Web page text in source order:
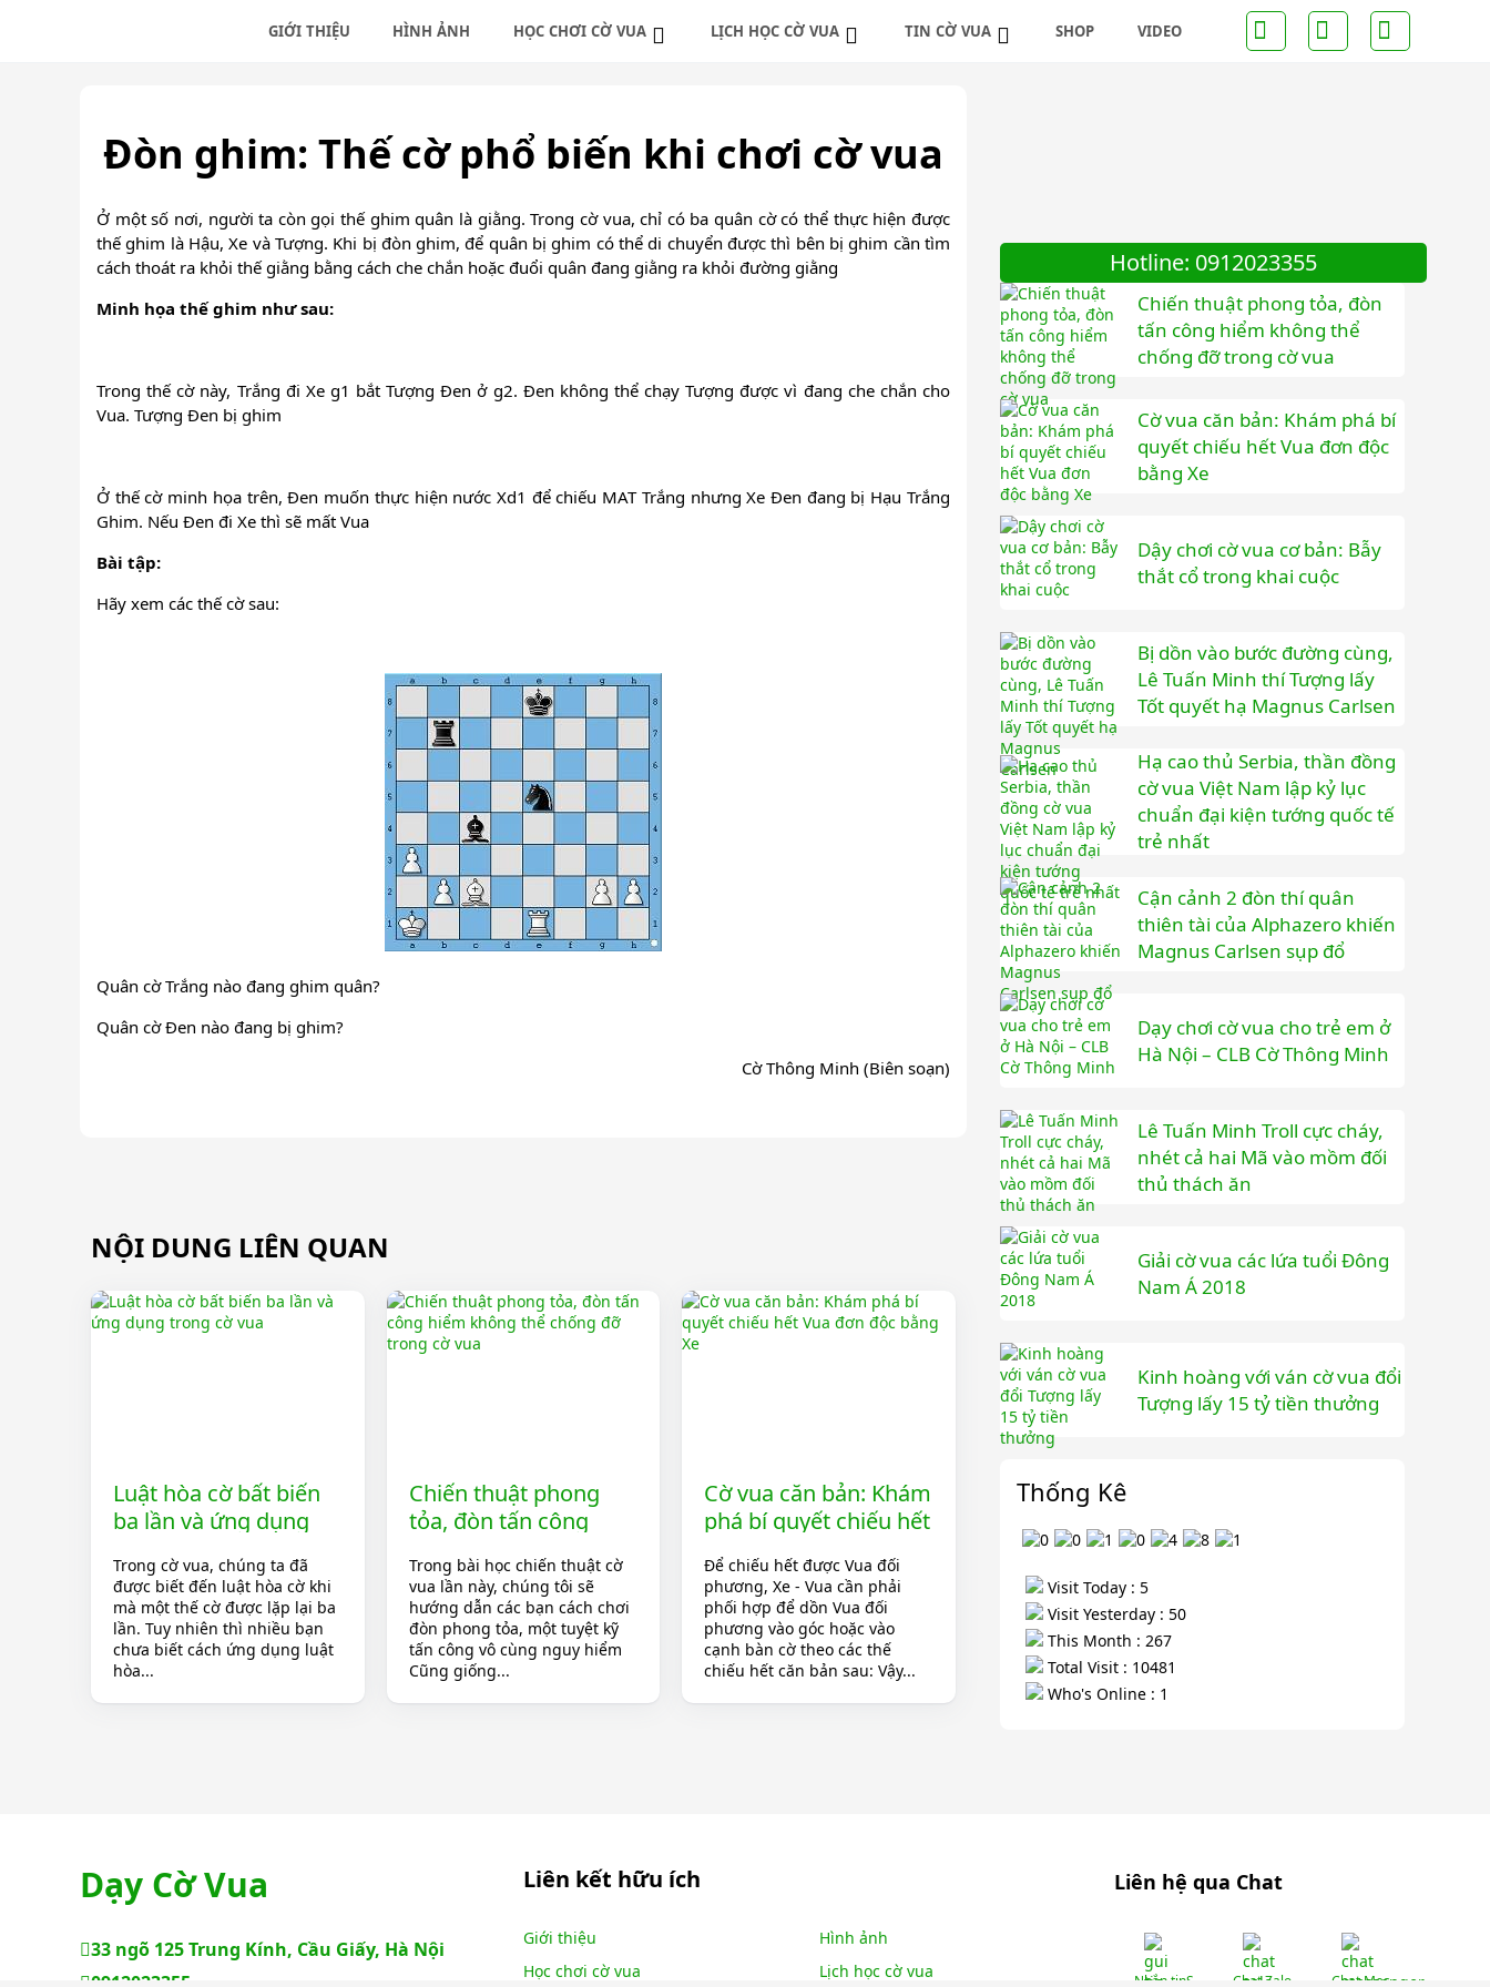
GIỚI THIỆU HÌNH ẢNH HỌC CHƠI CỜ VUA
Những ván cờ nổi tiếng
LỊCH HỌC CỜ VUA
Lịch học cờ vua online
TIN CỜ VUA SHOP VIDEO
Đòn ghim: Thế cờ phổ biến khi chơi cờ vua
Ở một số nơi, người ta còn gọi thế ghim quân là giằng. Trong cờ vua, chỉ có ba quân cờ có thể thực hiện được
thế ghim là Hậu, Xe và Tượng. Khi bị đòn ghim, để quân bị ghim có thể di chuyển được thì bên bị ghim cần tìm
cách thoát ra khỏi thế giằng bằng cách che chắn hoặc đuổi quân đang giằng ra khỏi đường giằng
Minh họa thế ghim như sau:
Trong thế cờ này, Trắng đi Xe g1 bắt Tượng Đen ở g2. Đen không thể chạy Tượng được vì đang che chắn cho
Vua. Tượng Đen bị ghim
Ở thế cờ minh họa trên, Đen muốn thực hiện nước Xd1 để chiếu MAT Trắng nhưng Xe Đen đang bị Hạu Trắng
Ghim. Nếu Đen đi Xe thì sẽ mất Vua
Bài tập:
Hãy xem các thế cờ sau:
Quân cờ Trắng nào đang ghim quân?
Quân cờ Đen nào đang bị ghim?
Cờ Thông Minh (Biên soạn)
NỘI DUNG LIÊN QUAN
Luật hòa cờ bất biến
ba lần và ứng dụng
Trong cờ vua, chúng ta đã
được biết đến luật hòa cờ khi
mà một thế cờ được lặp lại ba
lần. Tuy nhiên thì nhiều bạn
chưa biết cách ứng dụng luật
hòa...
Chiến thuật phong
tỏa, đòn tấn công
chống đỡ trong cờ
vua
Trong bài học chiến thuật cờ
vua lần này, chúng tôi sẽ
hướng dẫn các bạn cách chơi
đòn phong tỏa, một tuyệt kỹ
tấn công vô cùng nguy hiểm
Cũng giống...
Cờ vua căn bản: Khám
phá bí quyết chiếu hết
Để chiếu hết được Vua đối
phương, Xe - Vua cần phải
phối hợp để dồn Vua đối
phương vào góc hoặc vào
cạnh bàn cờ theo các thế
chiếu hết căn bản sau: Vậy...
Hotline: 0912023355
Chiến thuật phong tỏa, đòn
tấn công hiểm không thể
chống đỡ trong cờ vua
Cờ vua căn bản: Khám phá bí
quyết chiếu hết Vua đơn độc
bằng Xe
Dậy chơi cờ vua cơ bản: Bẫy
thắt cổ trong khai cuộc
Bị dồn vào bước đường cùng,
Lê Tuấn Minh thí Tượng lấy
Tốt quyết hạ Magnus Carlsen
Hạ cao thủ Serbia, thần đồng
cờ vua Việt Nam lập kỷ lục
chuẩn đại kiện tướng quốc tế
trẻ nhất
Cận cảnh 2 đòn thí quân
thiên tài của Alphazero khiến
Magnus Carlsen sụp đổ
Dạy chơi cờ vua cho trẻ em ở
Hà Nội – CLB Cờ Thông Minh
Lê Tuấn Minh Troll cực cháy,
nhét cả hai Mã vào mồm đối
thủ thách ăn
Giải cờ vua các lứa tuổi Đông
Nam Á 2018
Kinh hoàng với ván cờ vua đổi
Tượng lấy 15 tỷ tiền thưởng
Thống Kê
Visit Today : 5
Visit Yesterday : 50
This Month : 267
Total Visit : 10481
Who's Online : 1
Dạy Cờ Vua
33 ngõ 125 Trung Kính, Cầu Giấy, Hà Nội
Liên kết hữu ích
Giới thiệu
Hình ảnh
Học chơi cờ vua
Lịch học cờ vua
Liên hệ qua Chat
Nhắn tinS Chat Zalo Chat Mes